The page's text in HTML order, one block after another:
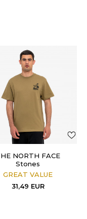
NORTH FACE
Stones
GREAT VALUE
31,49 EUR